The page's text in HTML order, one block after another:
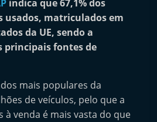
indica que 67,1% dos
usados, matriculados em
da UE, sendo a
principais fontes de
mais populares da
de veículos, pelo que a
à venda é mais vasta do que